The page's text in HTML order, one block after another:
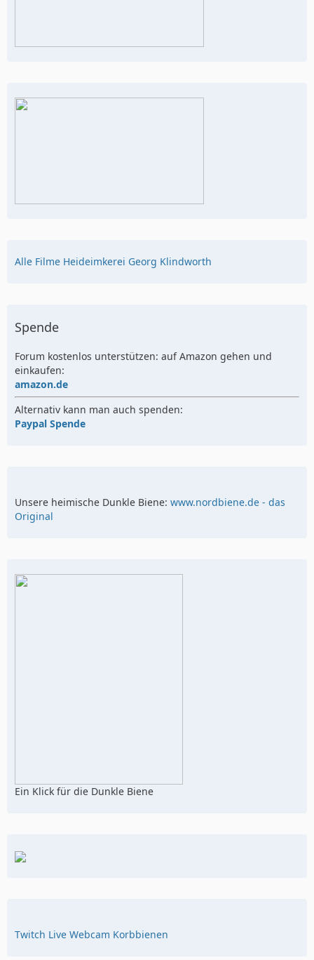
Alle Filme Heideimkerei Georg Klindworth
Spende
Forum kostenlos unterstützen: auf Amazon gehen und
einkaufen:
amazon.de
Alternativ kann man auch spenden:
Paypal Spende
Unsere heimische Dunkle Biene: www.nordbiene.de - das
Original
Ein Klick für die Dunkle Biene
Twitch Live Webcam Korbbienen